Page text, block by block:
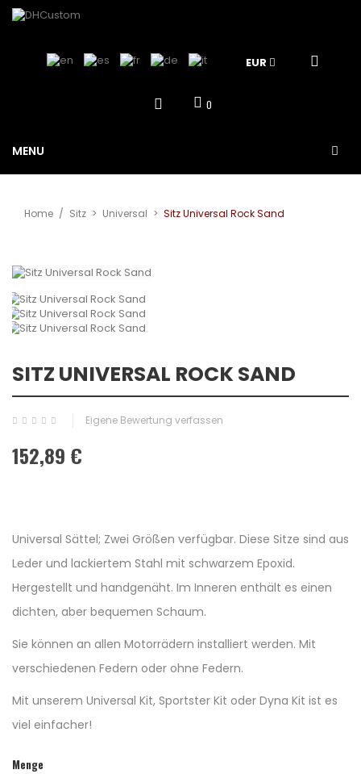
EUR
0
MENU
Home / Sitz > Universal > Sitz Universal Rock Sand
SITZ UNIVERSAL ROCK SAND
Eigene Bewertung verfassen
152,89 €
Universal Sättel; Zwei Größen verfügbar. Diese Sitze sind aus
Leder und lackiertem Stahl mit schwarzem Epoxid.
Hergestellt und handgenäht. Im Inneren enthält es einen
dichten, aber bequemen Schaum.
Sie können an allen Motorrädern installiert werden. Mit
verschiedenen Federn oder ohne Federn.
Mit unserem Universal Kit, Sportster Kit oder Dyna Kit ist es
viel einfacher!
Menge